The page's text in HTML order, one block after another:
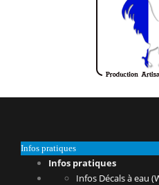
Infos pratiques
Infos pratiques
Infos Décals à eau